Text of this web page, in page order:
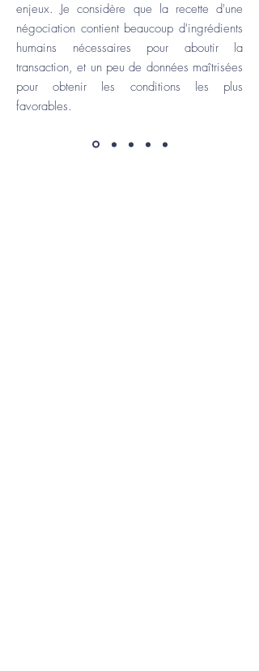
enjeux. Je considère que la recette d'une
négociation contient beaucoup d'ingrédients
humains nécessaires pour aboutir la
transaction, et un peu de données maîtrisées
pour obtenir les conditions les plus
favorables.